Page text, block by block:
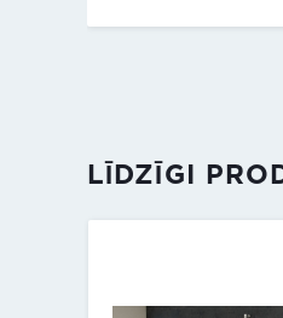
LĪDZĪGI